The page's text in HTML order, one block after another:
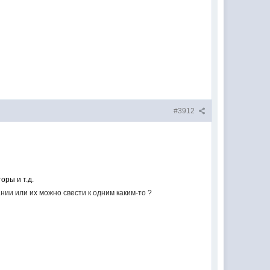
#3912
и т.д.
или их можно свести к одним каким-то ?